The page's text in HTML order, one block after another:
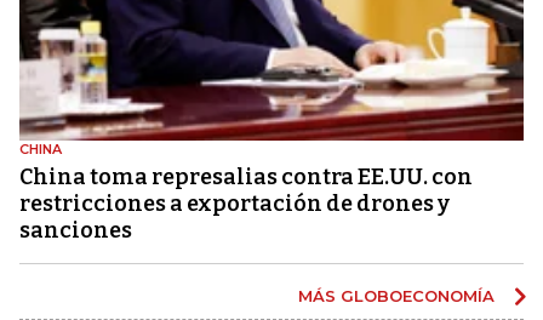
CHINA
China toma represalias contra EE.UU. con
restricciones a exportación de drones y
sanciones
MÁS GLOBOECONOMÍA